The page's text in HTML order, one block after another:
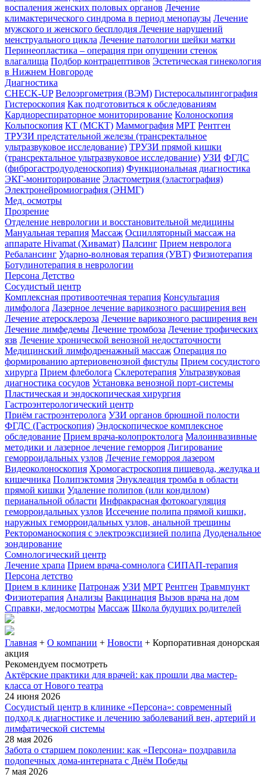
воспаления женских половых органов Лечение
климактерического синдрома в период менопаузы Лечение
мужского и женского бесплодия Лечение нарушений
менструального цикла Лечение патологии шейки матки
Перинеопластика – операция при опущении стенок
влагалища Подбор контрацептивов Эстетическая гинекология
в Нижнем Новгороде
Диагностика
CHECK-UP Велоэргометрия (ВЭМ) Гистеросальпингография
Гистероскопия Как подготовиться к обследованиям
Кардиореспираторное мониторирование Колоноскопия
Кольпоскопия КТ (МСКТ) Маммография МРТ Рентген
ТРУЗИ предстательной железы (трансректальное
ультразвуковое исследование) ТРУЗИ прямой кишки
(трансректальное ультразвуковое исследование) УЗИ ФГДС
(фиброгастродуоденоскопия) Функциональная диагностика
ЭКГ-мониторирование Эластометрия (эластография)
Электронейромиография (ЭНМГ)
Мед. осмотры
Прозрение
Отделение неврологии и восстановительной медицины
Мануальная терапия Массаж Осцилляторный массаж на
аппарате Hivamat (Хивамат) Палсинг Прием невролога
Ребалансинг Ударно-волновая терапия (УВТ) Физиотерапия
Ботулинотерапия в неврологии
Персона Детство
Сосудистый центр
Комплексная противоотечная терапия Консультация
лимфолога Лазерное лечение варикозного расширения вен
Лечение атеросклероза Лечение варикозного расширения вен
Лечение лимфедемы Лечение тромбоза Лечение трофических
язв Лечение хронической венозной недостаточности
Медицинский лимфодренажный массаж Операция по
формированию артериовенозной фистулы Прием сосудистого
хирурга Прием флеболога Склеротерапия Ультразвуковая
диагностика сосудов Установка венозной порт-системы
Пластическая и эндоскопическая хирургия
Гастроэнтерологический центр
Приём гастроэнтеролога УЗИ органов брюшной полости
ФГДС (Гастроскопия) Эндоскопическое комплексное
обследование Прием врача-колопроктолога Малоинвазивные
методики и лазерное лечение геморроя Лигирование
геморроидальных узлов Лечение геморроя лазером
Видеоколоноскопия Хромогастроскопия пищевода, желудка и
кишечника Полипэктомия Энуклеация тромба в области
прямой кишки Удаление полипов (или кондилом)
перианальной области Инфракрасная фотокоагуляция
геморроидальных узлов Иссечение полипа прямой кишки,
наружных геморроидальных узлов, анальной трещины
Ректороманоскопия с электроэксцизией полипа Дуоденальное
зондирование
Сомнологический центр
Лечение храпа Прием врача-сомнолога СИПАП-терапия
Персона детство
Прием в клинике Патронаж УЗИ МРТ Рентген Травмпункт
Физиотерапия Анализы Вакцинация Вызов врача на дом
Справки, медосмотры Массаж Школа будущих родителей
Главная + О компании + Новости + Корпоративная донорская
акция
Рекомендуем посмотреть
Актёрские практики для врачей: как прошли два мастер-
класса от Нового театра
24 июня 2026
Сосудистый центр в клинике «Персона»: современный
подход к диагностике и лечению заболеваний вен, артерий и
лимфатической системы
28 мая 2026
Забота о старшем поколении: как «Персона» поздравила
подопечных дома-интерната с Днём Победы
7 мая 2026